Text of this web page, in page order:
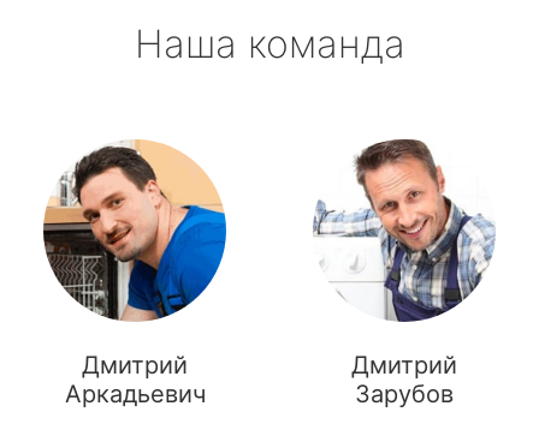
Наша команда
Дмитрий
Аркадьевич
Дмитрий
Зарубов